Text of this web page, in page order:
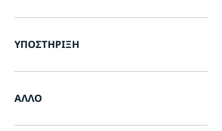
ΥΠΟΣΤΉΡΙΞΗ
ΆΛΛΟ